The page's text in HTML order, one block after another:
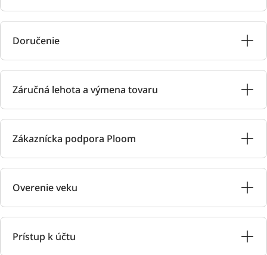
Doručenie
Záručná lehota a výmena tovaru
Zákaznícka podpora Ploom
Overenie veku
Prístup k účtu